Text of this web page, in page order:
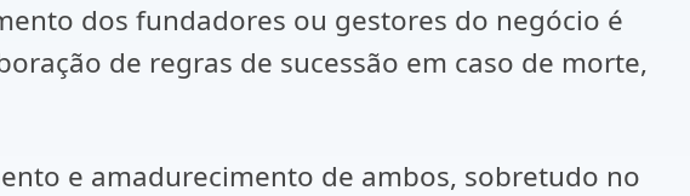
dos fundadores ou gestores do negócio é
de regras de sucessão em caso de morte,
e amadurecimento de ambos, sobretudo no